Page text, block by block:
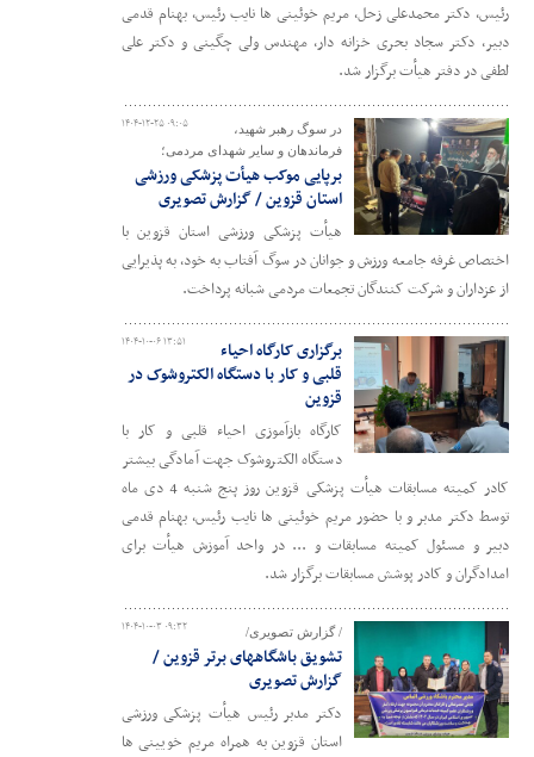
رئیس، دکتر محمدعلی زحل، مریم خوئینی ها نایب رئیس، بهنام قدمی
دبیر، دکتر سجاد بحری خزانه دار، مهندس ولی چگینی و دکتر علی
لطفی در دفتر هیأت برگزار شد.
۱۴۰۴-۱۲-۲۵ ۰۹:۰۵
در سوگ رهبر شهید،
فرماندهان و سایر شهدای مردمی؛
برپایی موکب هیأت پزشکی ورزشی
استان قزوین / گزارش تصویری
هیأت پزشکی ورزشی استان قزوین با
اختصاص غرفه جامعه ورزش و جوانان در سوگ آفتاب به خود، به پذیرایی
از عزداران و شرکت کنندگان تجمعات مردمی شبانه پرداخت.
۱۴۰۴-۱۰-۰۶ ۱۳:۵۱
برگزاری کارگاه احیاء
قلبی و کار با دستگاه الکتروشوک در
قزوین
کارگاه بازآموزی احیاء قلبی و کار با
دستگاه الکتروشوک جهت آمادگی بیشتر
کادر کمیته مسابقات هیأت پزشکی قزوین روز پنج شنبه 4 دی ماه
توسط دکتر مدبر و با حضور مریم خوئینی ها نایب رئیس، بهنام قدمی
دبیر و مسئول کمیته مسابقات و ... در واحد آموزش هیأت برای
امدادگران و کادر پوشش مسابقات برگزار شد.
۱۴۰۴-۱۰-۰۳ ۰۹:۳۲ / گزارش تصویری/
تشویق باشگاههای برتر قزوین /
گزارش تصویری
دکتر مدبر رئیس هیأت پزشکی ورزشی
استان قزوین به همراه مریم خویینی ها